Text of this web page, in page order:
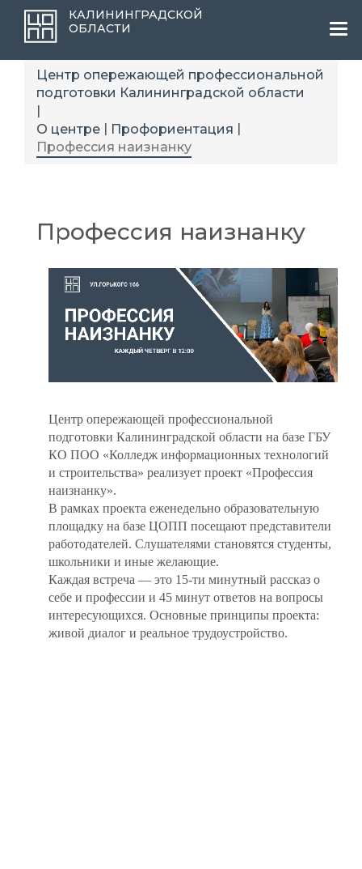
КАЛИНИНГРАДСКОЙ
ОБЛАСТИ
Центр опережающей профессиональной
подготовки Калининградской области
|
О центре | Профориентация |
Профессия наизнанку
Профессия наизнанку
Центр опережающей профессиональной
подготовки Калининградской области на базе ГБУ
КО ПОО «Колледж информационных технологий
и строительства» реализует проект «Профессия
наизнанку».
В рамках проекта еженедельно образовательную
площадку на базе ЦОПП посещают представители
работодателей. Слушателями становятся студенты,
школьники и иные желающие.
Каждая встреча — это 15-ти минутный рассказ о
себе и профессии и 45 минут ответов на вопросы
интересующихся. Основные принципы проекта:
живой диалог и реальное трудоустройство.